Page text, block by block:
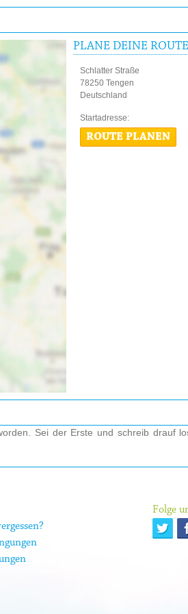
PLANE DEINE ROUTE
Schlatter Straße
78250 Tengen
Deutschland
ROUTE PLANEN
Sei der Erste und schreib drauf
Folge